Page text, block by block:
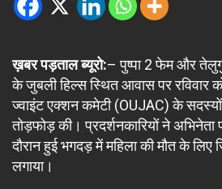
ख़बर पड़ताल ब्यूरो:– पुष्पा 2 फेम और
के जुबली हिल्स स्थित आवास पर रविवार को
ज्वाइंट एक्शन कमेटी (OUJAC) के
तोड़फोड़ की। प्रदर्शनकारियों ने अभिनेता
दौरान हुई भगदड़ में महिला की मौत के लिए
लगाया।